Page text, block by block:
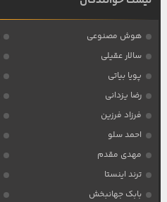
هوش مصنوعی
سالار عقیلی
پویا بیاتی
رضا یزدانی
فرزاد فرزین
احمد سلو
مهدی مقدم
ترند اینستا
بابک جهانبخش